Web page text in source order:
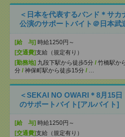
＜日本を代表するバンド＊サ
公演のサポートバイト＠日本武
[給 与] 時給1250円～
[交通費]支給（規定有り）
[勤務地] 九段下駅から徒歩5分 / 竹橋駅か
分 / 神保町駅から徒歩15分 / …
＜SEKAI NO OWARI＊8月15
のサポートバイト[アルバイト]
[給 与] 時給1250円～
[交通費]支給（規定有り）